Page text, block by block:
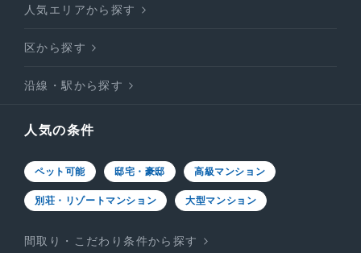
人気エリアから探す
区から探す
沿線・駅から探す
人気の条件
ペット可能 邸宅・豪邸 高級マンション
別荘・リゾートマンション 大型マンション
間取り・こだわり条件から探す